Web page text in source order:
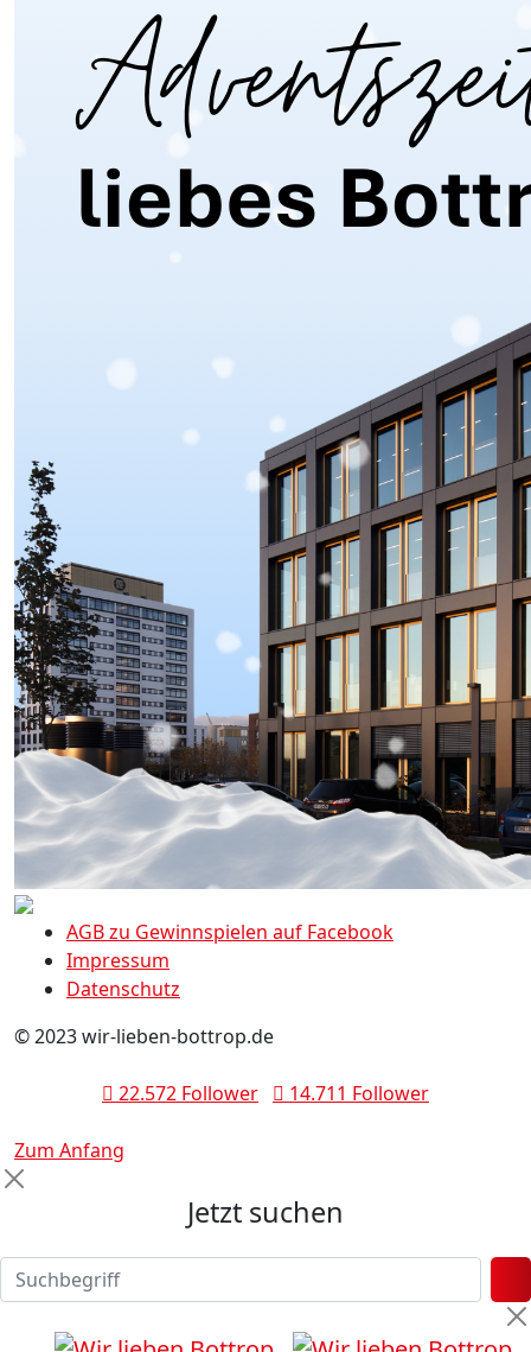
AGB zu Gewinnspielen auf Facebook
Impressum
Datenschutz
© 2023 wir-lieben-bottrop.de
22.572 Follower 14.711 Follower
Zum Anfang
Jetzt suchen